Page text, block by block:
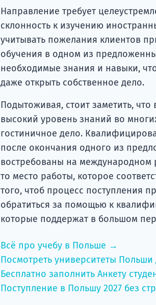
Направление требует
склонность к изучению
учитывать пожелания клиентов
обучения в одном из
необходимые знания и навыки,
даже открыть собственное дело.
Подытоживая, стоит заметить,
высокий уровень знаний во
гостиничное дело.
после окончания одного из
востребованы на международном
то место работы, которое
того, чтоб процесс поступления
обратиться за помощью к
которые поддержат в большом
Всё про учебу в Польше →
Посмотреть университеты
Бесплатно заполнить Анкету
Поступление в Польшу 2027 без